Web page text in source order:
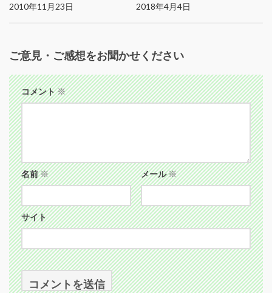
2010年11月23日 2018年4月4日
ご意見・ご感想をお聞かせください
コメント※
名前※ メール※
サイト